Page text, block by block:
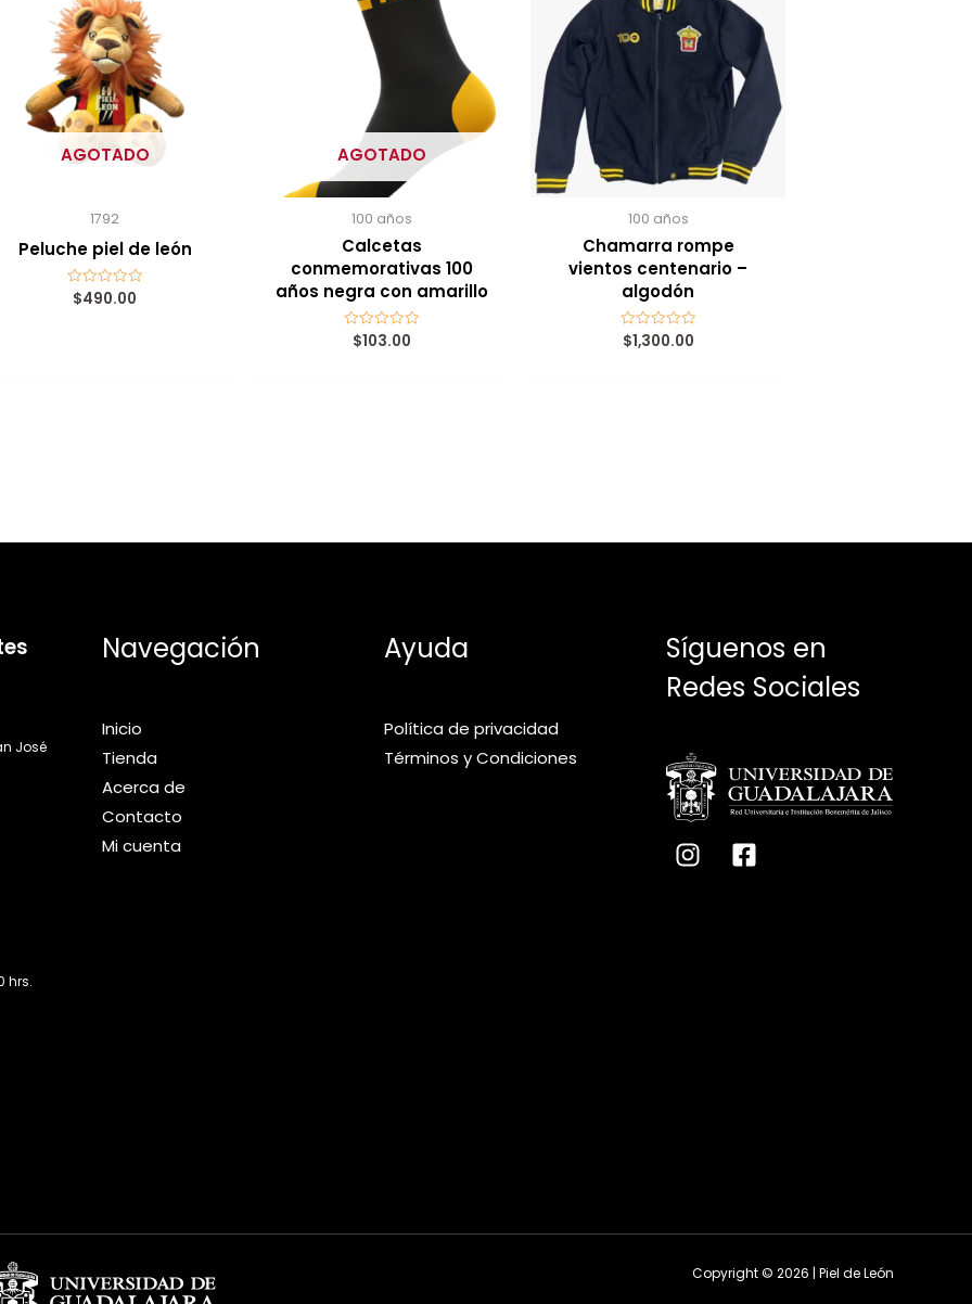
AGOTADO
1792
Peluche piel de león
Valorado
con
$490.00
AGOTADO
100 años
Calcetas
conmemorativas 100
años negra con amarillo
Valorado
con$103.00
100 años
Chamarra rompe
vientos centenario –
algodón
Valorado
con
$1,300.00
José
hrs.
Navegación
Inicio
Tienda
Acerca de
Contacto
Mi cuenta
Ayuda
Política de privacidad
Términos y Condiciones
Síguenos en
Redes Sociales
Copyright © 2026 | Piel de León